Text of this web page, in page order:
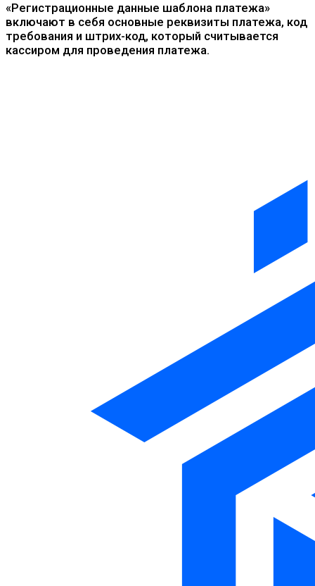
«Регистрационные данные шаблона платежа»
включают в себя основные реквизиты платежа, код
требования и штрих-код, который считывается
кассиром для проведения платежа.